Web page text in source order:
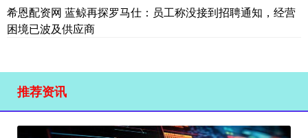
希恩配资网 蓝鲸再探罗马仕：员工称没接到招聘通知，经营
困境已波及供应商
推荐资讯